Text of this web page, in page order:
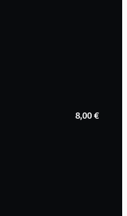
8,00 €